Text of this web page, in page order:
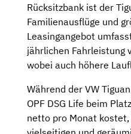
Rücksitzbank ist der
Familienausflüge und
Leasingangebot
jährlichen Fahrleistung
wobei auch höhere
Während der VW
OPF DSG Life beim
netto pro Monat